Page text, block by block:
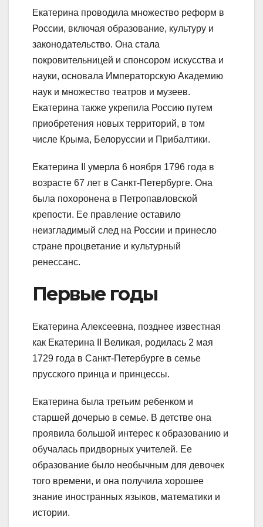
Екатерина проводила множество реформ в
России, включая образование, культуру и
законодательство. Она стала
покровительницей и спонсором искусства и
науки, основала Императорскую Академию
наук и множество театров и музеев.
Екатерина также укрепила Россию путем
приобретения новых территорий, в том
числе Крыма, Белоруссии и Прибалтики.
Екатерина II умерла 6 ноября 1796 года в
возрасте 67 лет в Санкт-Петербурге. Она
была похоронена в Петропавловской
крепости. Ее правление оставило
неизгладимый след на России и принесло
стране процветание и культурный
ренессанс.
Первые годы
Екатерина Алексеевна, позднее известная
как Екатерина II Великая, родилась 2 мая
1729 года в Санкт-Петербурге в семье
прусского принца и принцессы.
Екатерина была третьим ребенком и
старшей дочерью в семье. В детстве она
проявила большой интерес к образованию и
обучалась придворных учителей. Ее
образование было необычным для девочек
того времени, и она получила хорошее
знание иностранных языков, математики и
истории.